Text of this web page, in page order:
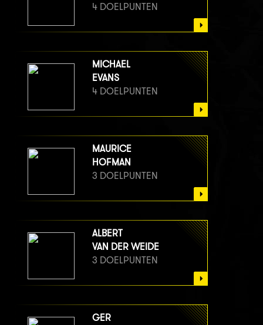
4 DOELPUNTEN
MICHAEL
EVANS
4 DOELPUNTEN
MAURICE
HOFMAN
3 DOELPUNTEN
ALBERT
VAN DER WEIDE
3 DOELPUNTEN
GER